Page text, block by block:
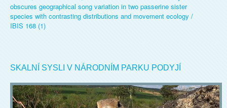
obscures geographical song variation in two passerine sister
species with contrasting distributions and movement ecology /
IBIS 168 (1)
SKALNÍ SYSLI V NÁRODNÍM PARKU PODYJÍ